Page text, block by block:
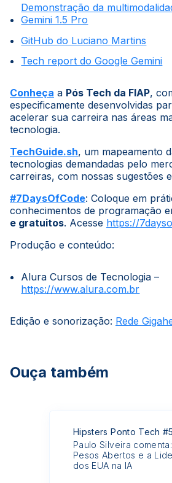
Demonstração da
Gemini 1.5 Pro
GitHub do Luciano Martins
Tech report do Google Gemini
Conheça a Pós Tech da FIAP,
especificamente desenvolvidas
acelerar sua carreira nas áreas
tecnologia.
TechGuide.sh, um mapeamento
tecnologias demandadas pelo
carreiras, com nossas sugestões
#7DaysOfCode: Coloque em
conhecimentos de programação
e gratuitos. Acesse https://
Produção e conteúdo:
Alura Cursos de Tecnologia –
https://www.alura.com.br
Edição e sonorização: Rede
Ouça também
Hipsters Ponto Tech
Paulo Silveira comenta:
Pesos Abertos e a
dos EUA na IA